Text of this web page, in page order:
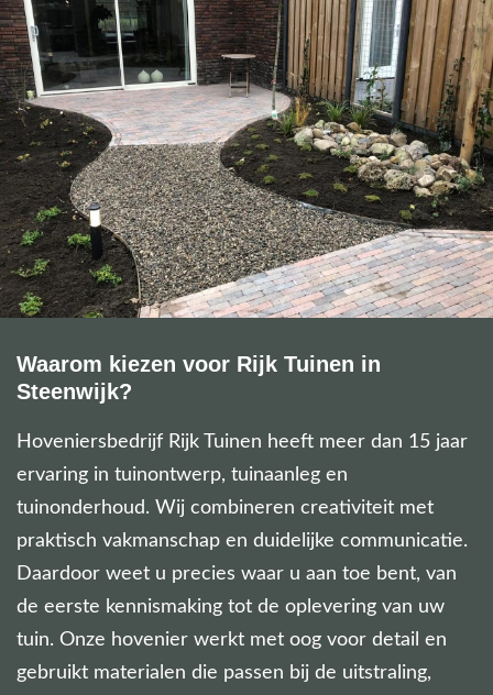
Waarom kiezen voor Rijk Tuinen in
Steenwijk?
Hoveniersbedrijf Rijk Tuinen heeft meer dan 15 jaar
ervaring in tuinontwerp, tuinaanleg en
tuinonderhoud. Wij combineren creativiteit met
praktisch vakmanschap en duidelijke communicatie.
Daardoor weet u precies waar u aan toe bent, van
de eerste kennismaking tot de oplevering van uw
tuin. Onze hovenier werkt met oog voor detail en
gebruikt materialen die passen bij de uitstraling,